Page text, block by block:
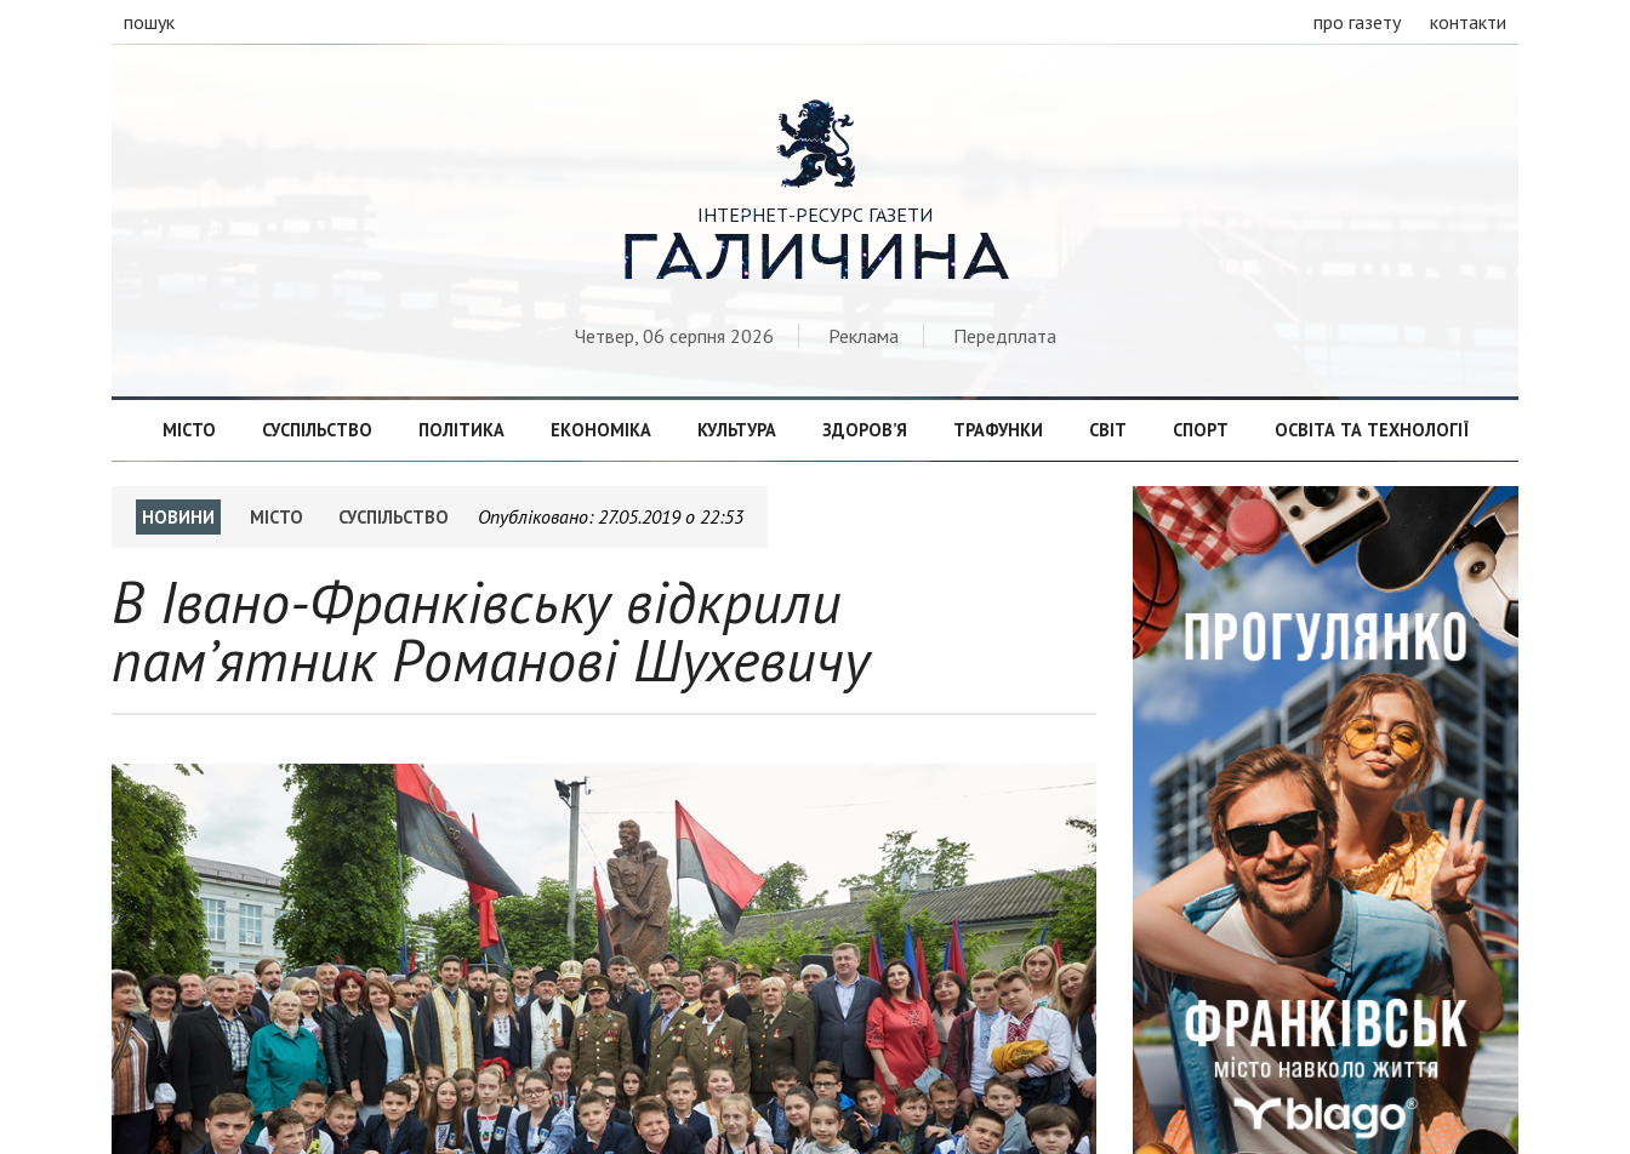
пошук про газету контакти

ІНТЕРНЕТ-РЕСУРС ГАЗЕТИ
ГАЛИЧИНА
Четвер, 06 серпня 2026 Реклама Передплата
МІСТО СУСПІЛЬСТВО ПОЛІТИКА ЕКОНОМІКА КУЛЬТУРА ЗДОРОВ’Я ТРАФУНКИ СВІТ СПОРТ ОСВІТА ТА ТЕХНОЛОГІЇ
НОВИНИ МІСТО СУСПІЛЬСТВО Опубліковано:27.05.2019 о 22:53
В Івано-Франківську відкрили
пам’ятник Романові Шухевичу